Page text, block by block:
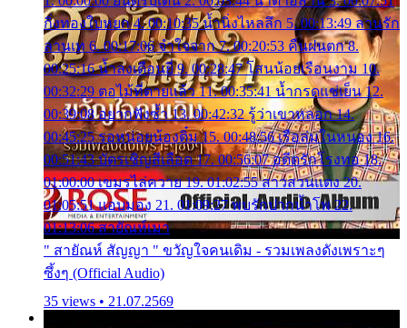
กิ่งทองใบหยก 4. 00:10:35 น้ำนิ่งไหลลึก 5. 00:13:49 ลานรัก
ลานเท 6. 00:17:06 จำใจจาก 7. 00:20:53 คืนฝนตก 8.
00:25:16 น้ำลงเดือนยี่ 9. 00:28:47 โสนน้อยเรือนงาม 10.
00:32:29 ตอไม้ที่ตายแล้ว 11. 00:35:41 น้ำกรดแช่เย็น 12.
00:39:08 อยากฟังซ้ำ 13. 00:42:32 รู้ว่าเขาหลอก 14.
00:45:25 รอหน่อยน้องติ๋ม 15. 00:48:56 เรือล่มในหนอง 16.
00:51:43 บัตรเชิญสีเลือด 17. 00:56:07 อดีตรักโรงทอ 18.
01:00:00 เขมรไล่ควาย 19. 01:02:55 สาวสวนแตง 20.
01:05:51 แอบมอง 21. 01:09:27 พบรักปากน้ำโพ 22.
01:13:06 สายัณห์เมา
" สายัณห์ สัญญา " ขวัญใจคนเดิม - รวมเพลงดังเพราะๆ
ซึ้งๆ (Official Audio)
35 views • 21.07.2569